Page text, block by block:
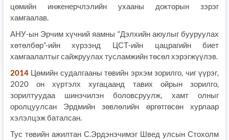
цөмийн инженерчлэлийн ухааны докторын зэрэг
хамгаалав.
АНУ-ын Эрчим хүчний яамны “Дэлхийн аюулыг бууруулах
хөтөлбөр”-ийн хүрээнд ЦСТ-ийн цацрагийн биет
хамгаалалтыг сайжруулах тусламжийн төсөл хэрэгжүүлэв.
2014Цөмийн судалгааны төвийн эрхэм зорилго, чиг үүрэг,
2020 он хүртэлх хугацаанд тавих ойрын зорилго,
зорилтуудаа шинэчилэн боловсруулж, хамт олныг
оролцуулсан Эрдмийн зөвлөлийн өргөтгөсөн хурлаар
хэлэлцэж баталсан.
Тус төвийн ажилтан С.Эрдэнэчимэг Швед улсын Стохолм